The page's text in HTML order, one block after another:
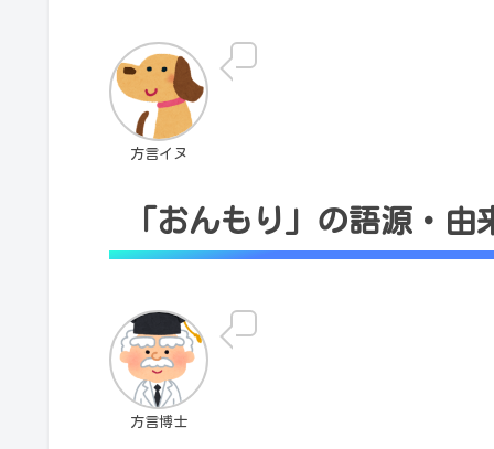
方言イヌ
「おんもり」の語源・由
方言博士